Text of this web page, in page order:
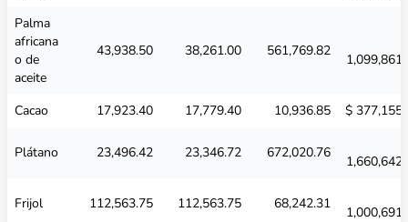
Palma
africana
o de
aceite
43,938.50 38,261.00 561,769.82
Cacao 17,923.40 17,779.40 10,936.85 $
Plátano 23,496.42 23,346.72 672,020.76
Frijol 112,563.75 112,563.75 68,242.31